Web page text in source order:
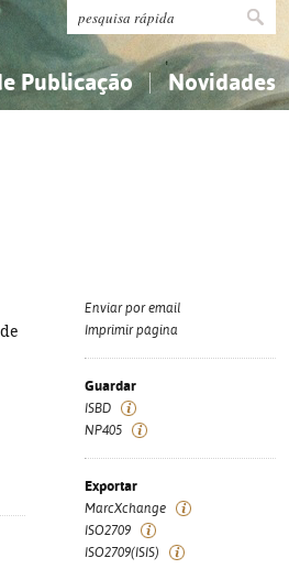
Publicação Novidades
Enviar por email
Imprimir página
Guardar
ISBD
NP405
Exportar
MarcXchange
ISO2709
ISO2709(ISIS)